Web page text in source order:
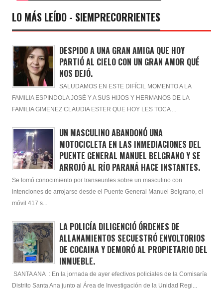
LO MÁS LEÍDO - SIEMPRECORRIENTES
DESPIDO A UNA GRAN AMIGA QUE HOY
PARTIÓ AL CIELO CON UN GRAN AMOR QUÉ
NOS DEJÓ.
SALUDAMOS EN ESTE DIFÍCIL MOMENTO A LA
FAMILIA ESPINDOLA JOSÉ Y A SUS HIJOS Y HERMANOS DE LA
FAMILIA GIMENEZ CLAUDIA ESTER QUE HOY LES TOCA ...
UN MASCULINO ABANDONÓ UNA
MOTOCICLETA EN LAS INMEDIACIONES DEL
PUENTE GENERAL MANUEL BELGRANO Y SE
ARROJÓ AL RÍO PARANÁ HACE INSTANTES.
Se tomó conocimiento por transeuntes sobre un masculino con
intenciones de arrojarse desde el Puente General Manuel Belgrano, el
móvil 417 s...
LA POLICÍA DILIGENCIÓ ÓRDENES DE
ALLANAMIENTOS SECUESTRÓ ENVOLTORIOS
DE COCAINA Y DEMORÓ AL PROPIETARIO DEL
INMUEBLE.
SANTA ANA : En la jornada de ayer efectivos policiales de la Comisaría
Distrito Santa Ana junto al Área de Investigación de la Unidad Regi...